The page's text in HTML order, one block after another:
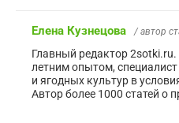
Елена Кузнецова / автор
Главный редактор
летним опытом,
и ягодных культур в
Автор более 1000 статей о